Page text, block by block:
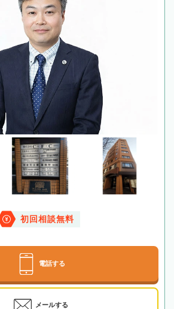
初回相談無料
電話する
メールする